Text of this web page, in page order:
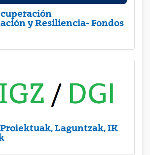
y Resiliencia- Fondos
Laguntzak, IK